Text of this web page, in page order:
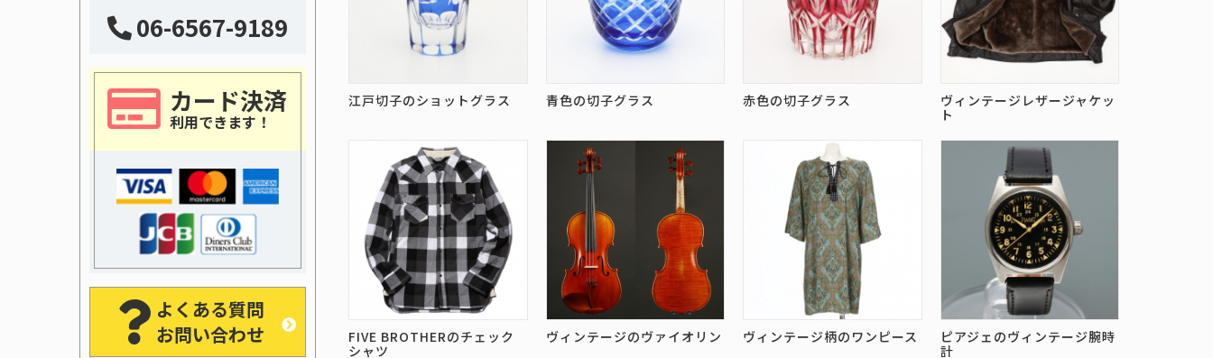
江戸切子のショットグラス 青色の切子グラス 赤色の切子グラス
ヴィンテージレザージャケッ
ト
FIVE BROTHERのチェック
シャツ
ヴィンテージのヴァイオリン ヴィンテージ柄のワンピース
ピアジェのヴィンテージ腕時
計
06-6567-9189
カード決済
利用できます！
よくある質問
お問い合わせ